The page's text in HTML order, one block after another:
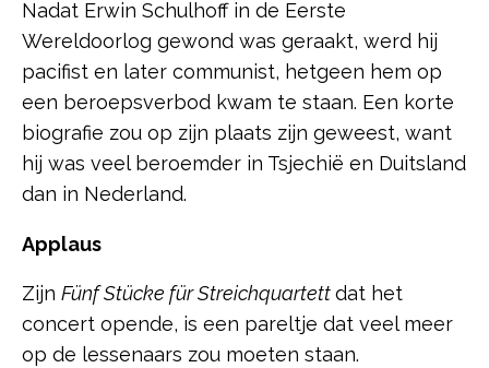
Nadat Erwin Schulhoff in de Eerste
Wereldoorlog gewond was geraakt, werd hij
pacifist en later communist, hetgeen hem op
een beroepsverbod kwam te staan. Een korte
biografie zou op zijn plaats zijn geweest, want
hij was veel beroemder in Tsjechië en Duitsland
dan in Nederland.
Applaus
Zijn Fünf Stücke für Streichquartettdat het
concert opende, is een pareltje dat veel meer
op de lessenaars zou moeten staan.